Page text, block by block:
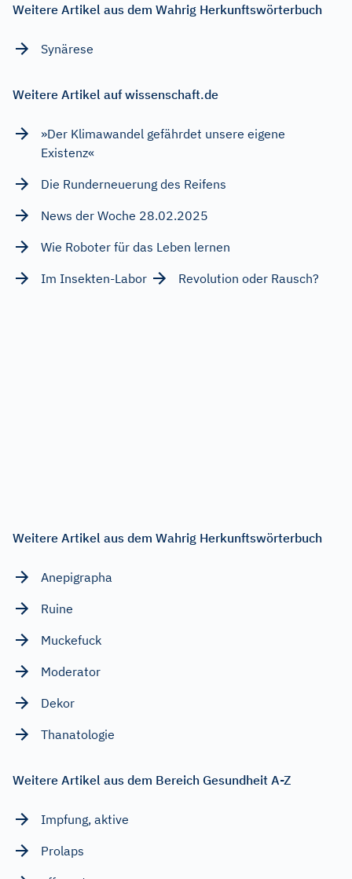
Weitere Artikel aus dem Wahrig Herkunftswörterbuch
Synärese
Weitere Artikel auf wissenschaft.de
»Der Klimawandel gefährdet unsere eigene
Existenz«
Die Runderneuerung des Reifens
News der Woche 28.02.2025
Wie Roboter für das Leben lernen
Im Insekten-Labor
Revolution oder Rausch?
Weitere Artikel aus dem Wahrig Herkunftswörterbuch
Anepigrapha
Ruine
Muckefuck
Moderator
Dekor
Thanatologie
Weitere Artikel aus dem Bereich Gesundheit A-Z
Impfung, aktive
Prolaps